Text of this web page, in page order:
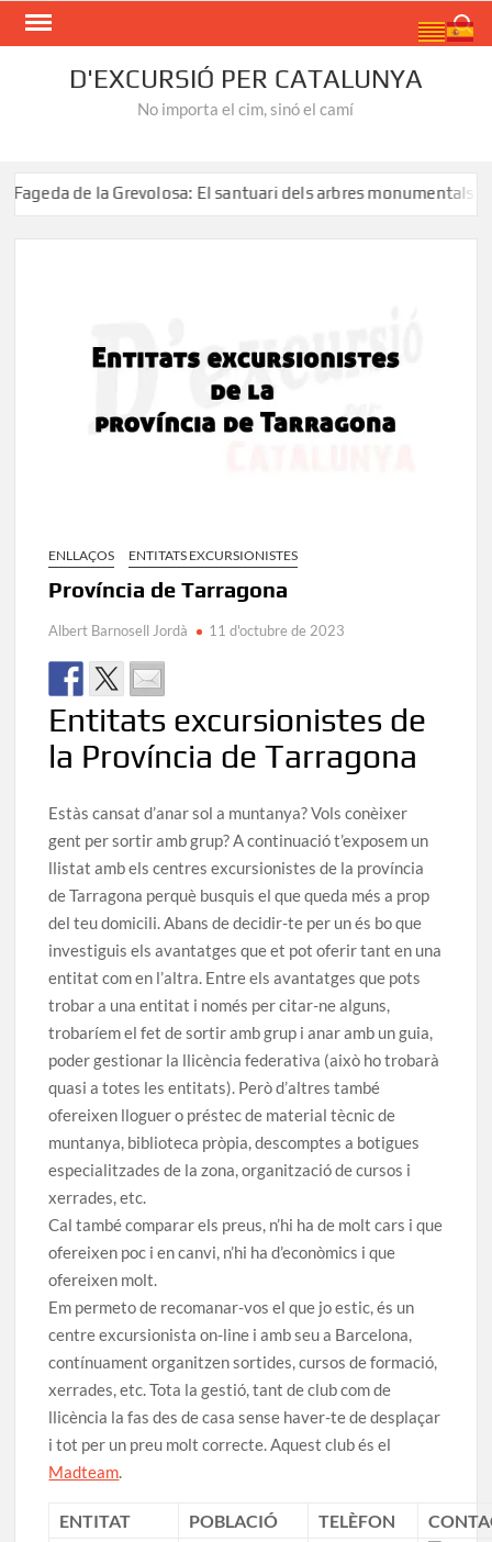
Skip
D'EXCURSIÓ PER CATALUNYA
No importa el cim, sinó el camí
Grevolosa: El santuari dels arbres monumentals Ruta
ENLLAÇOS ENTITATS EXCURSIONISTES
Província de Tarragona
Albert Barnosell Jordà 11 d'octubre de 2023
Entitats excursionistes de
la Província de Tarragona
Estàs cansat d’anar sol a muntanya? Vols conèixer
gent per sortir amb grup? A continuació t’exposem un
llistat amb els centres excursionistes de la província
de Tarragona perquè busquis el que queda més a prop
del teu domicili. Abans de decidir-te per un és bo que
investiguis els avantatges que et pot oferir tant en una
entitat com en l’altra. Entre els avantatges que pots
trobar a una entitat i només per citar-ne alguns,
trobaríem el fet de sortir amb grup i anar amb un guia,
poder gestionar la llicència federativa (això ho trobarà
quasi a totes les entitats). Però d’altres també
ofereixen lloguer o préstec de material tècnic de
muntanya, biblioteca pròpia, descomptes a botigues
especialitzades de la zona, organització de cursos i
xerrades, etc.
Cal també comparar els preus, n’hi ha de molt cars i que
ofereixen poc i en canvi, n’hi ha d’econòmics i que
ofereixen molt.
Em permeto de recomanar-vos el que jo estic, és un
centre excursionista on-line i amb seu a Barcelona,
contínuament organitzen sortides, cursos de formació,
xerrades, etc. Tota la gestió, tant de club com de
llicència la fas des de casa sense haver-te de desplaçar
i tot per un preu molt correcte. Aquest club és el
Madteam.
ENTITAT POBLACIÓ TELÈFON